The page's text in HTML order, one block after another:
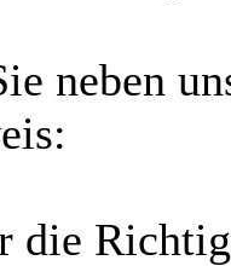
neben
die